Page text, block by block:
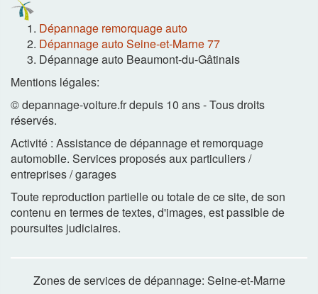
Dépannage remorquage auto
Dépannage auto Seine-et-Marne 77
Dépannage auto Beaumont-du-Gâtinais
Mentions légales:
© depannage-voiture.fr depuis 10 ans - Tous droits
réservés.
Activité : Assistance de dépannage et remorquage
automobile. Services proposés aux particuliers /
entreprises / garages
Toute reproduction partielle ou totale de ce site, de son
contenu en termes de textes, d'images, est passible de
poursuites judiciaires.
Zones de services de dépannage: Seine-et-Marne